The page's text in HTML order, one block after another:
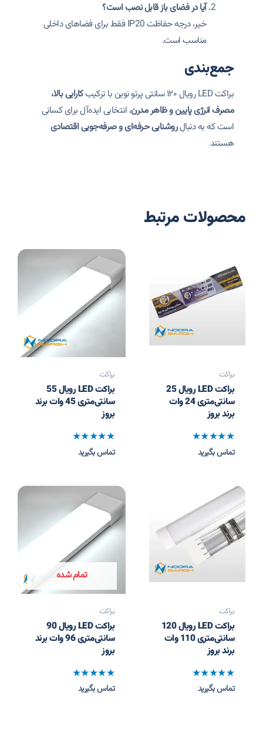
آیا در فضای باز قابل نصب است؟
خیر، درجه حفاظت IP20 فقط برای فضاهای داخلی
مناسب است.
جمع‌بندی
براکت LED رویال ۱۲۰ سانتی پرتو نوین با ترکیب
کارایی بالا،
مصرف انرژی پایین و ظاهر مدرن، انتخابی ایده‌آل برای کسانی
است که به دنبالروشنایی حرفه‌ای و صرفه‌جویی اقتصادی
هستند
محصولات مرتبط
براکت
براکت LED رویال 25
سانتی‌متری 24 وات
برند بروز
نمره
تماس بگیرید
براکت
براکت LED رویال 55
سانتی‌متری 45 وات برند
بروز
نمره
5
تماس بگیرید
براکت
براکت LED رویال 120
سانتی‌متری 110 وات
برند بروز
نمره
تماس بگیرید
تمام شده
براکت
براکت LED رویال 90
سانتی‌متری 96 وات برند
بروز
نمره
تماس بگیرید